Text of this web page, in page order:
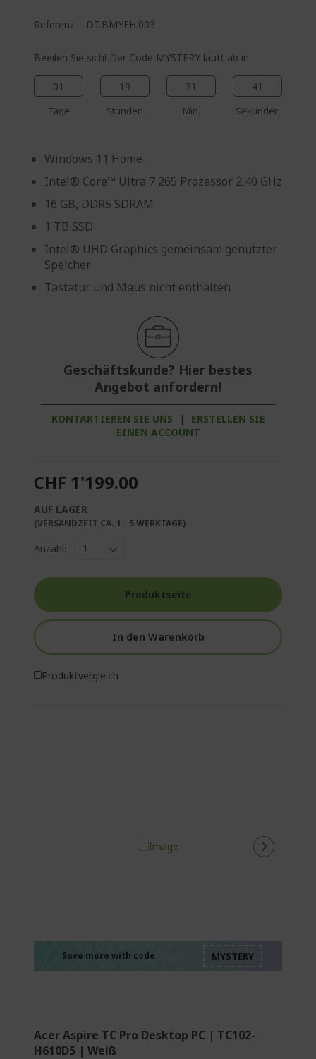
Referenz DT.BMYEH.003
Beeilen Sie sich! Der Code MYSTERY läuft ab in:
01
Tage
19
Stunden
31
Min.
40
Sekunden
Windows 11 Home
Intel® Core™ Ultra 7 265 Prozessor 2,40 GHz
16 GB, DDR5 SDRAM
1 TB SSD
Intel® UHD Graphics gemeinsam genutzter
Speicher
Tastatur und Maus nicht enthalten
Geschäftskunde? Hier bestes
Angebot anfordern!
KONTAKTIEREN SIE UNS |
ERSTELLEN SIE
EINEN ACCOUNT
CHF 1'199.00
AUF LAGER
(VERSANDZEIT CA. 1 - 5 WERKTAGE)
Anzahl:
Produktseite
In den Warenkorb
Produktvergleich
Save more with code
Acer Aspire TC Pro Desktop PC | TC102-
H610D5 | Weiß